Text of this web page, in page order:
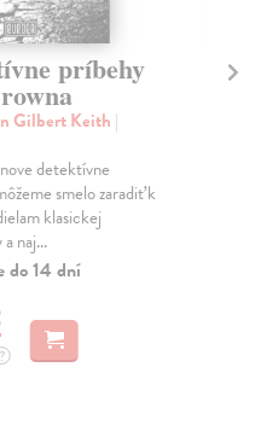
príbehy
Gilbert Keith |
detektívne
smelo zaradiť k
klasickej
naj...
do 14 dní
?